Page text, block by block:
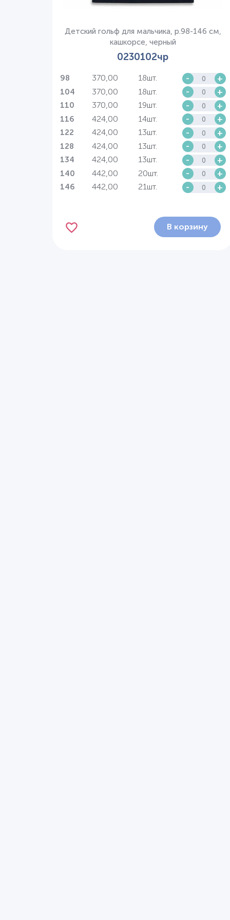
Детский гольф для мальчика, р.98-146 см,
кашкорсе, черный
0230102чр
98 370,00 18шт. - +
104 370,00 18шт. - +
110 370,00 19шт. - +
116 424,00 14шт. - +
122 424,00 13шт. - +
128 424,00 13шт. - +
134 424,00 13шт. - +
140 442,00 20шт. - +
146 442,00 21шт. - +
В корзину